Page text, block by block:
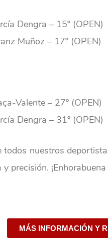
Dengra – 15º (OPEN)
Muñoz – 17º (OPEN)
Valente – 27º (OPEN)
Dengra – 31º (OPEN)
todos nuestros
precisión.
MÁS INFORMACIÓN Y